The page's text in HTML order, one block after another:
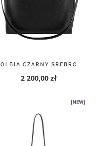
OLBIA CZARNY SREBRO
2 200,00 zł